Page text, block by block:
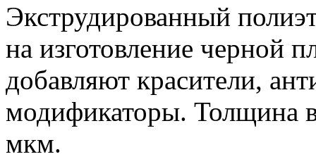
Экструдированный
на изготовление черной
добавляют красители,
модификаторы. Толщина
мкм.